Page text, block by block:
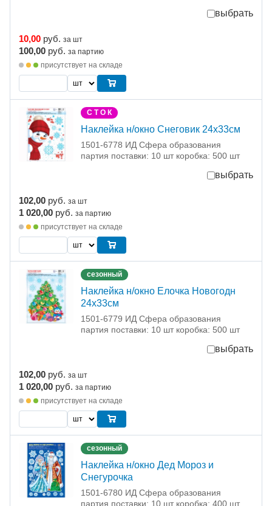
выбрать
10,00 руб. за шт
100,00 руб. за партию
присутствует на складе
С Т О К
Наклейка н/окно Снеговик 24х33см
1501-6778 ИД Сфера образования
партия поставки: 10 шт коробка: 500 шт
выбрать
102,00 руб. за шт
1 020,00 руб. за партию
присутствует на складе
сезонный
Наклейка н/окно Елочка Новогодн
24х33см
1501-6779 ИД Сфера образования
партия поставки: 10 шт коробка: 500 шт
выбрать
102,00 руб. за шт
1 020,00 руб. за партию
присутствует на складе
сезонный
Наклейка н/окно Дед Мороз и
Снегурочка
1501-6780 ИД Сфера образования
партия поставки: 10 шт коробка: 400 шт